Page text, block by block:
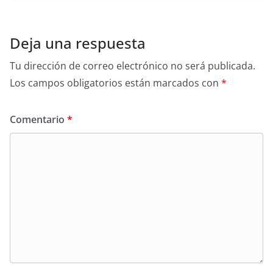
Deja una respuesta
Tu dirección de correo electrónico no será publicada.
Los campos obligatorios están marcados con *
Comentario *